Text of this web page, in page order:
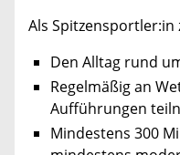
Als Spitzensportler:in
Den Alltag rund
Regelmäßig an
Aufführungen
Mindestens 300